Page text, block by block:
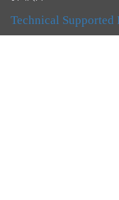
Technical Supported